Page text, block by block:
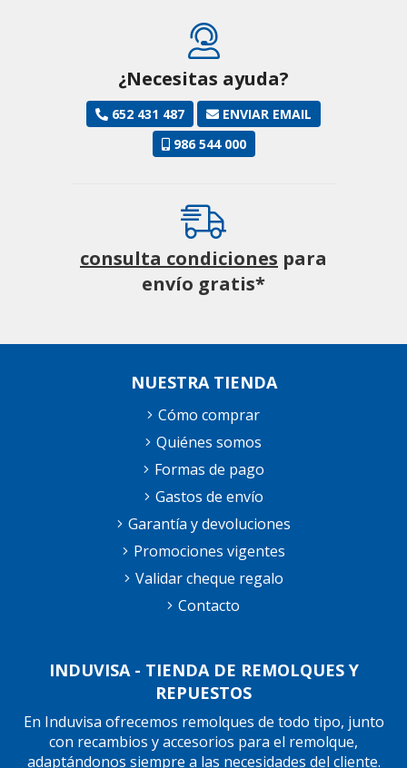
¿Necesitas ayuda?
652 431 487
ENVIAR EMAIL
986 544 000
consulta condiciones para
envío gratis*
INDUVISA - TIENDA DE REMOLQUES Y
REPUESTOS
En Induvisa ofrecemos remolques de todo tipo, junto
con recambios y accesorios para el remolque,
adaptándonos siempre a las necesidades del cliente.
NUESTRA TIENDA
Cómo comprar
Quiénes somos
Formas de pago
Gastos de envío
Garantía y devoluciones
Promociones vigentes
Validar cheque regalo
Contacto